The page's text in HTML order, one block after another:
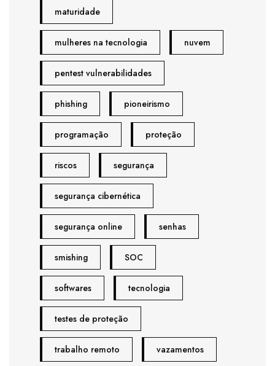
maturidade
mulheres na tecnologia nuvem
pentest vulnerabilidades
phishing pioneirismo
programação proteção
riscos segurança
segurança cibernética
segurança online senhas
smishing SOC
softwares tecnologia
testes de proteção
trabalho remoto vazamentos